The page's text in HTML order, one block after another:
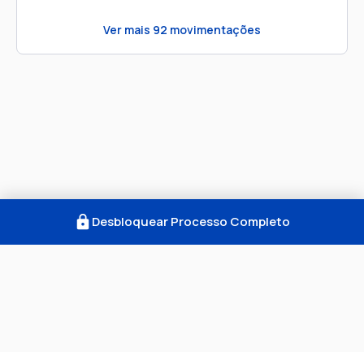
Ver mais 92 movimentações
Desbloquear Processo Completo